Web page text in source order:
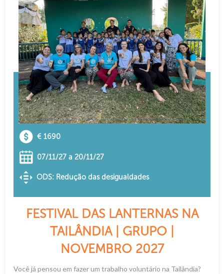
€ 1690
07/11/27 a 20/11/27
ODS: Redução das desigualdades
FESTIVAL DAS LANTERNAS NA
TAILÂNDIA | GRUPO |
NOVEMBRO 2027
Você já pensou em fazer um trabalho voluntário na Tailândia?